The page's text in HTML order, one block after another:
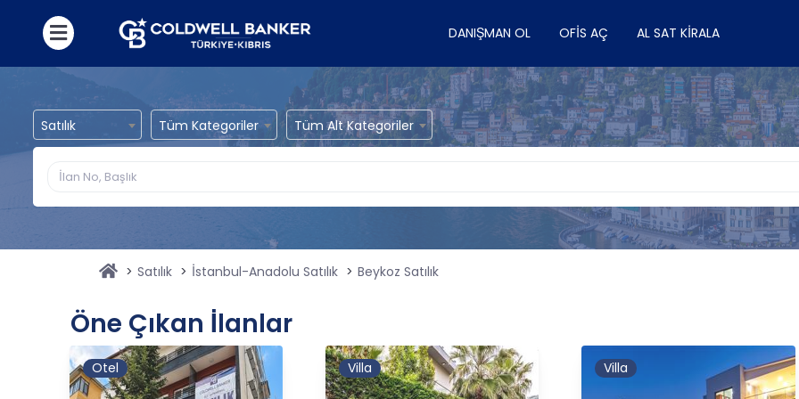
DANIŞMAN OL OFIS AÇ AL SAT KIRALA
Satılık Tüm Kategoriler Tüm Alt Kategoriler
Satılık İstanbul-Anadolu Satılık Beykoz Satılık
Öne Çıkan İlanlar
Otel Villa Villa